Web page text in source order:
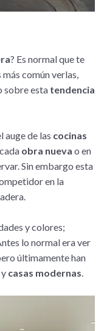
? Es normal que te
común verlas,
sobre esta tendencia
auge de las cocinas
obra nueva o en
Sin embargo esta
en la
y colores;
lo normal era ver
últimamente han
casas modernas.